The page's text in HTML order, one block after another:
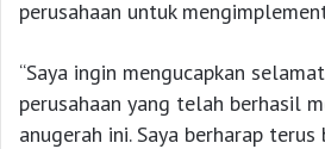
perusahaan untuk
“Saya ingin mengucapkan
perusahaan yang telah berhasil
anugerah ini. Saya berharap